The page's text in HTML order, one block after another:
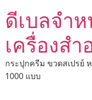
ดีเบลจำ
เครื่องสำ
กระปุกครีม ขวดสเปรย์
1000 แบบ